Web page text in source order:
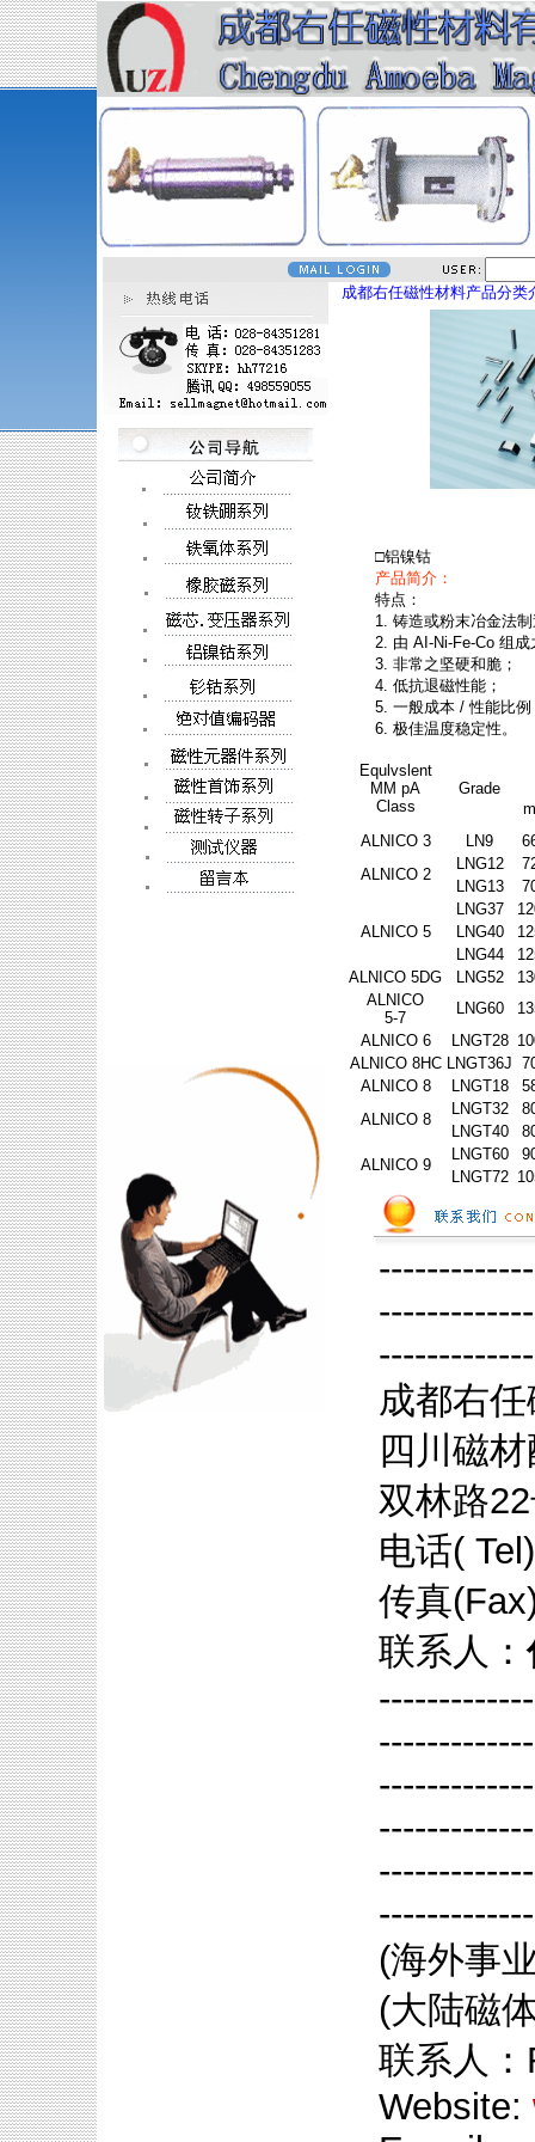
成都右任磁性材料产品分类
□铝镍钴
产品简介：
特点：
1. 铸造或粉末冶金法
2. 由 AI-Ni-Fe-Co 组成
3. 非常之坚硬和脆；
4. 低抗退磁性能；
5. 一般成本 / 性能比例
6. 极佳温度稳定性。
Equlvslent
MM pA
Class
Grade
ALNICO 3
LN9
ALNICO 2
LNG12
LNG13
ALNICO 5
LNG37
LNG40
LNG44
ALNICO 5DG
LNG52
ALNICO
5-7
LNG60
ALNICO 6
LNGT28
ALNICO 8HC LNGT36J
ALNICO 8
LNGT18
ALNICO 8
LNGT32
LNGT40
ALNICO 9
LNGT60
LNGT72
成都右
四川磁
双林路
电话(
传真
联系人：
(海外事
(大陆磁
联系人
Website: